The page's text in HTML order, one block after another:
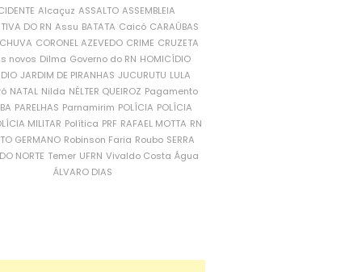
Alcaçuz ASSALTO ASSEMBLEIA
DO RN Assu BATATA Caicó CARAÚBAS
CORONEL AZEVEDO CRIME CRUZETA
novos Dilma Governo do RN HOMICÍDIO
JARDIM DE PIRANHAS JUCURUTU LULA
NATAL Nilda NÉLTER QUEIROZ Pagamento
PARELHAS Parnamirim POLÍCIA POLÍCIA
MILITAR Política PRF RAFAEL MOTTA RN
GERMANO Robinson Faria Roubo SERRA
NORTE Temer UFRN Vivaldo Costa Água
ÁLVARO DIAS